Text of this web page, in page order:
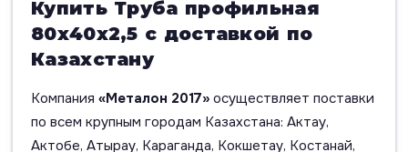
Купить Труба профильная
80х40х2,5 с доставкой по
Казахстану
Компания «Металон 2017» осуществляет поставки
по всем крупным городам Казахстана: Актау,
Актобе, Атырау, Караганда, Кокшетау, Костанай,